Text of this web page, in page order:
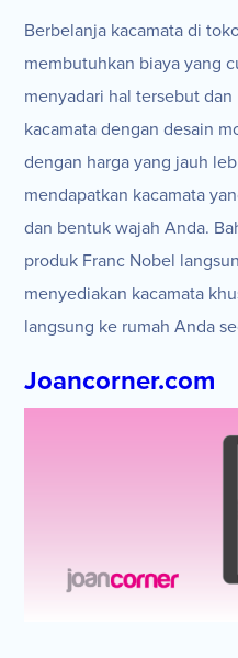
Berbelanja kacamata di
membutuhkan biaya yang
menyadari hal tersebut
kacamata dengan desain
dengan harga yang jauh
mendapatkan kacamata
dan bentuk wajah Anda.
produk Franc Nobel
menyediakan kacamata
langsung ke rumah Anda
Joancorner.com